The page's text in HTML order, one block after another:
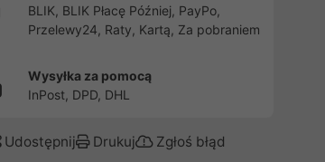
BLIK, BLIK Płacę Później, PayPo,
Przelewy24, Raty, Kartą, Za pobraniem
Wysyłka za pomocą
InPost, DPD, DHL
Udostępnij Drukuj Zgłoś błąd